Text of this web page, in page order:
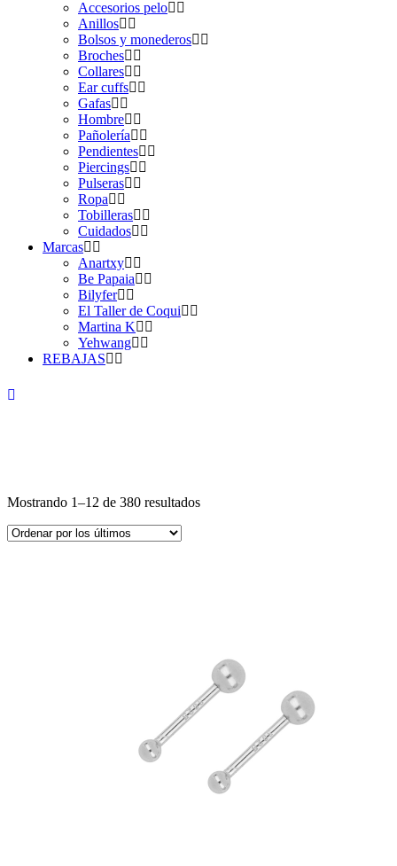
Accesorios pelo
Anillos
Bolsos y monederos
Broches
Collares
Ear cuffs
Gafas
Hombre
Pañolería
Pendientes
Piercings
Pulseras
Ropa
Tobilleras
Cuidados
Marcas
Anartxy
Be Papaia
Bilyfer
El Taller de Coqui
Martina K
Yehwang
REBAJAS
Mostrando 1–12 de 380 resultados